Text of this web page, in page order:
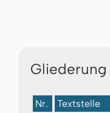
Nr.
Textstelle